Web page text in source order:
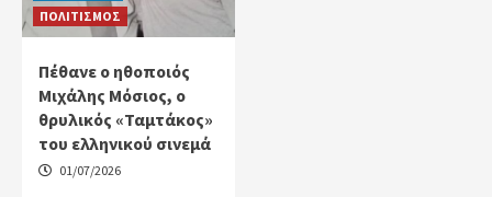
ΠΟΛΙΤΙΣΜΟΣ
Πέθανε ο ηθοποιός
Μιχάλης Μόσιος, ο
θρυλικός «Ταμτάκος»
του ελληνικού σινεμά
01/07/2026